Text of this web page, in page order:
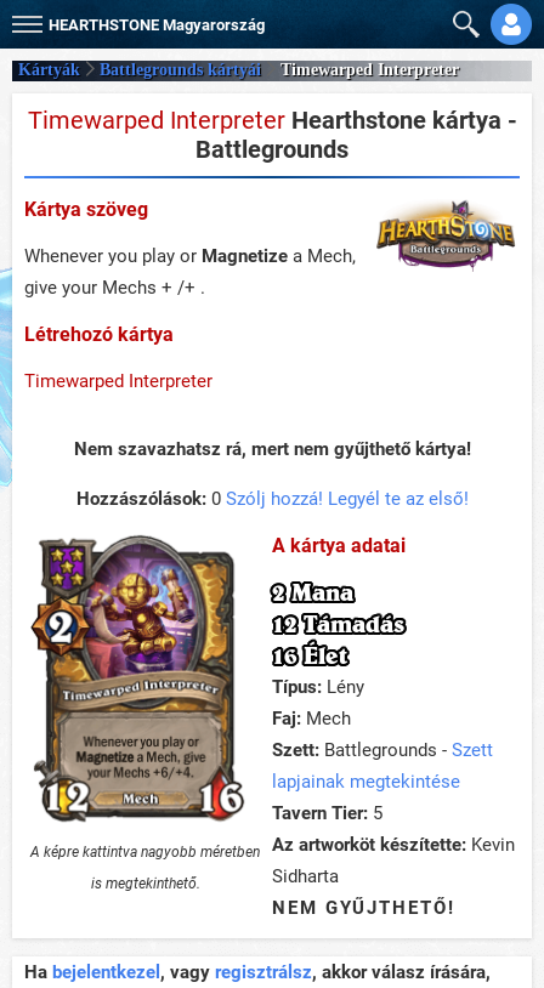
HEARTHSTONE Magyarország
Kártyák Battlegrounds kártyái Timewarped Interpreter
Timewarped InterpreterHearthstone kártya -
Battlegrounds
Kártya szöveg
Whenever you play or Magnetize a Mech,
give your Mechs + /+ .
Létrehozó kártya
Timewarped Interpreter
Nem szavazhatsz rá, mert nem gyűjthető kártya!
Hozzászólások:0 Szólj hozzá! Legyél te az első!
A képre kattintva nagyobb méretben
is megtekinthető.
A kártya adatai
2 Mana
12 Támadás
16 Élet
Típus: Lény
Faj: Mech
Szett: Battlegrounds - Szett
lapjainak megtekintése
Tavern Tier: 5
Az artworköt készítette: Kevin
Sidharta
NEM GYŰJTHETŐ!
Ha bejelentkezel , vagy regisztrálsz, akkor válasz írására,